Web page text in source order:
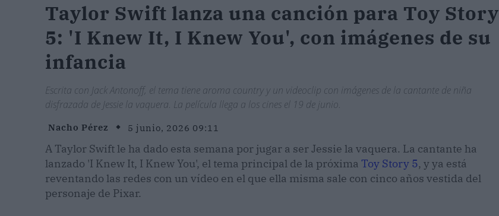
Taylor Swift lanza una canción para Toy Story
5: 'I Knew It, I Knew You', con imágenes de su
infancia
Escrita con Jack Antonoff, el tema tiene aroma country y un videoclip con imágenes de la cantante de niña
disfrazada de Jessie la vaquera. La película llega a los cines el 19 de junio.
Nacho Pérez 5 junio, 2026 09:11
A Taylor Swift le ha dado esta semana por jugar a ser Jessie la vaquera. La cantante ha
lanzado 'I Knew It, I Knew You', el tema principal de la próxima Toy Story 5, y ya está
reventando las redes con un vídeo en el que ella misma sale con cinco años vestida del
personaje de Pixar.